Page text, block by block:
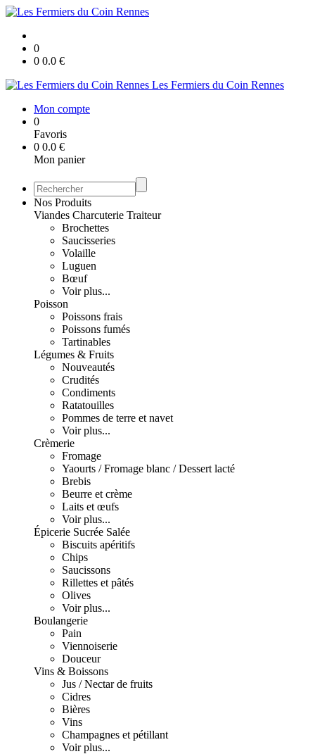
0
0 0.0 €
Les Fermiers du Coin Rennes
Mon compte
0
Favoris
0 0.0 €
Mon panier
Nos Produits
Viandes Charcuterie Traiteur
Brochettes
Saucisseries
Volaille
Luguen
Bœuf
Voir plus...
Poisson
Poissons frais
Poissons fumés
Tartinables
Légumes & Fruits
Nouveautés
Crudités
Condiments
Ratatouilles
Pommes de terre et navet
Voir plus...
Crèmerie
Fromage
Yaourts / Fromage blanc / Dessert lacté
Brebis
Beurre et crème
Laits et œufs
Voir plus...
Épicerie Sucrée Salée
Biscuits apéritifs
Chips
Saucissons
Rillettes et pâtés
Olives
Voir plus...
Boulangerie
Pain
Viennoiserie
Douceur
Vins & Boissons
Jus / Nectar de fruits
Cidres
Bières
Vins
Champagnes et pétillant
Voir plus...